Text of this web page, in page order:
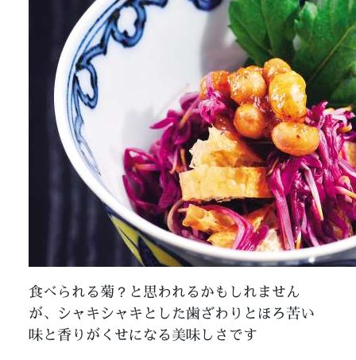
食べられる菊？と思われるかもしれません
が、シャキシャキとした歯ざわりとほろ苦い
味と香りがくせになる美味しさです